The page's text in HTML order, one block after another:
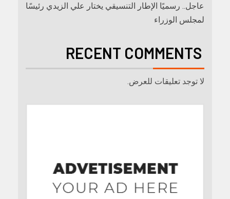
عاجل.. رسميًا الإطار التنسيقي يختار علي الزيدي رئيسًا
لمجلس الوزراء
RECENT COMMENTS
لا توجد تعليقات للعرض.